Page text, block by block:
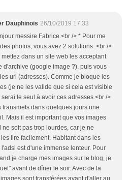
Dauphinois 26/10/2019 17:33
messire Fabrice.<br /> * Pour me
photos, vous avez 2 solutions :<br />
mettez dans un site web les acceptant
d'archive (google image ?), puis vous
url (adresses). Comme je bloque les
(je ne les valide que si cela est visible
le seul à avoir ces adresses.<br />
transmets dans quelques jours une
Mais il est important que vos images
ne soit pas trop lourdes, car je ne
lire facilement. Habitant dans les
est d'une immense lenteur. Pour
je charge mes images sur le blog, je
avant de dîner le soir. Avec de la
sont transférées avant d'aller au